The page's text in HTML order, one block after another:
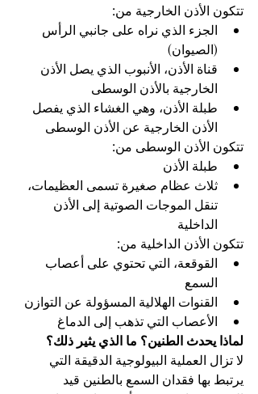
تتكون الأذن الخارجية من:
الجزء الذي نراه على جانبي الرأس
(الصيوان)
قناة الأذن، الأنبوب الذي يصل الأذن
الخارجية بالأذن الوسطى
طبلة الأذن، وهي الغشاء الذي يفصل
الأذن الخارجية عن الأذن الوسطى
تتكون الأذن الوسطى من:
طبلة الأذن
ثلاث عظام صغيرة تسمى العظيمات،
تنقل الموجات الصوتية إلى الأذن
الداخلية
تتكون الأذن الداخلية من:
القوقعة، التي تحتوي على أعصاب
السمع
القنوات الهلالية المسؤولة عن التوازن
الأعصاب التي تذهب إلى الدماغ
لماذا يحدث الطنين؟ ما الذي يثير ذلك؟
لا تزال العملية البيولوجية الدقيقة التي
يرتبط بها فقدان السمع بالطنين قيد